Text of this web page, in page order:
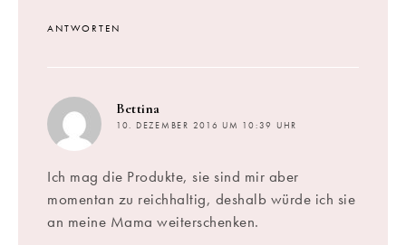
ANTWORTEN
Bettina
10. DEZEMBER 2016 UM 10:39 UHR
Ich mag die Produkte, sie sind mir aber
momentan zu reichhaltig, deshalb würde ich sie
an meine Mama weiterschenken.